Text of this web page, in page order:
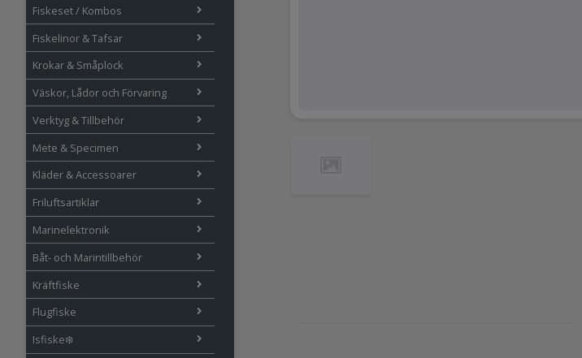
Fiskeset / Kombos
Fiskelinor & Tafsar
Krokar & Småplock
Väskor, Lådor och Förvaring
Verktyg & Tillbehör
Mete & Specimen
Kläder & Accessoarer
Friluftsartiklar
Marinelektronik
Båt- och Marintillbehör
Kräftfiske
Flugfiske
Isfiske❄️